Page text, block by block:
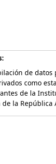
de datos
como
de la
la República